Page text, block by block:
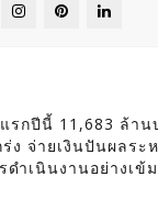
รกปีนี้ 11,683 ล้าน
ง จ่ายเงินปันผลระ
ดำเนินงานอย่างเข้